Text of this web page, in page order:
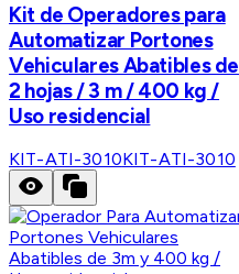
Kit de Operadores para
Automatizar Portones
Vehiculares Abatibles de
2 hojas / 3 m / 400 kg /
Uso residencial
KIT-ATI-3010KIT-ATI-3010